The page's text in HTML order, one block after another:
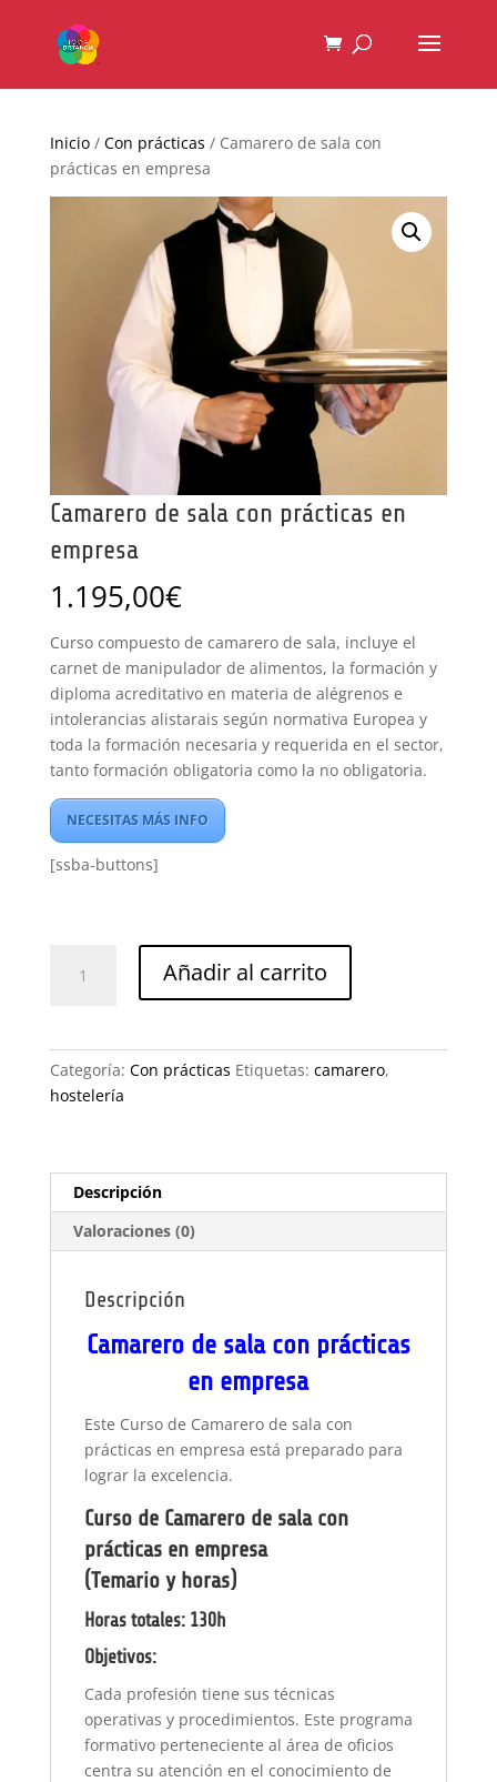
Inicio/ Con prácticas / Camarero de sala con
prácticas en empresa
Camarero de sala con prácticas en
empresa
1.195,00€
Curso compuesto de camarero de sala, incluye el
carnet de manipulador de alimentos, la formación y
diploma acreditativo en materia de alégrenos e
intolerancias alistarais según normativa Europea y
toda la formación necesaria y requerida en el sector,
tanto formación obligatoria como la no obligatoria.
NECESITAS MÁS INFO
[ssba-buttons]
Añadir al carrito
Categoría: Con prácticas Etiquetas: camarero,
hostelería
Descripción
Valoraciones (0)
Descripción
Camarero de sala con prácticas
en empresa
Este Curso de Camarero de sala con
prácticas en empresa está preparado para
lograr la excelencia.
Curso de Camarero de sala con
prácticas en empresa
(Temario y horas)
Horas totales: 130h
Objetivos:
Cada profesión tiene sus técnicas
operativas y procedimientos. Este programa
formativo perteneciente al área de oficios
centra su atención en el conocimiento de